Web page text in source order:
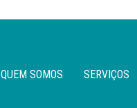
QUEM SOMOS SERVIÇOS